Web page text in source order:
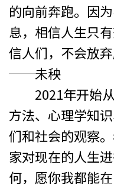
的向前奔跑。因
息，相信人生只
信人们，不会放
──未秧
2021年开始从
方法、心理学知
们和社会的观察
家对现在的人生
何，愿你我都能